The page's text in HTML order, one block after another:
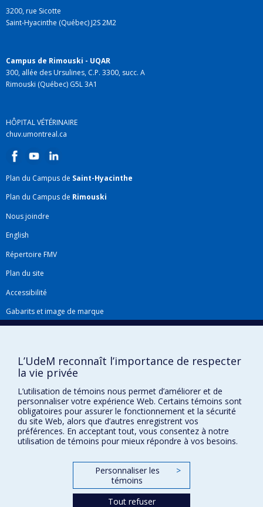
3200, rue Sicotte
Saint-Hyacinthe (Québec) J2S 2M2
Campus de Rimouski - UQAR
300, allée des Ursulines, C.P. 3300, succ. A
Rimouski (Québec) G5L 3A1
HÔPITAL VÉTÉRINAIRE
chuv.umontreal.ca
Plan du Campus de Saint-Hyacinthe
Plan du Campus de Rimouski
Nous joindre
English
Répertoire FMV
Plan du site
Accessibilité
Gabarits et image de marque
l'agrément completde l'AVMA et est membre de l'AAVMC.
L’UdeM reconnaît l’importance de respecter
la vie privée
L’utilisation de témoins nous permet d’améliorer et de
personnaliser votre expérience Web. Certains témoins sont
obligatoires pour assurer le fonctionnement et la sécurité
du site Web, alors que d’autres enregistrent vos
préférences. En acceptant tout, vous consentez à notre
utilisation de témoins pour mieux répondre à vos besoins.
Personnaliser les
témoins
>
Tout refuser